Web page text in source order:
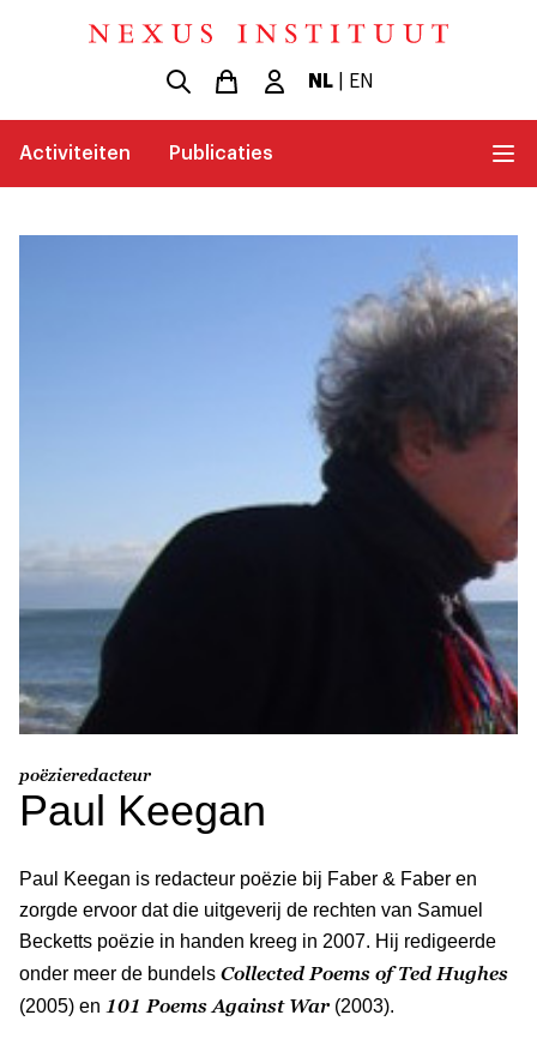
NL| EN
Activiteiten Publicaties
poëzieredacteur
Paul Keegan
Paul Keegan is redacteur poëzie bij Faber & Faber en
zorgde ervoor dat die uitgeverij de rechten van Samuel
Becketts poëzie in handen kreeg in 2007. Hij redigeerde
onder meer de bundels Collected Poems of Ted Hughes
(2005) en 101 Poems Against War (2003).